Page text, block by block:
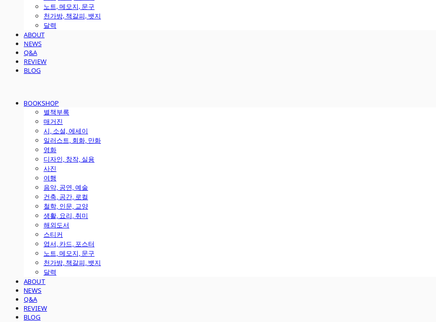
노트, 메모지, 문구
천가방, 책갈피, 뱃지
달력
ABOUT
NEWS
Q&A
REVIEW
BLOG
BOOKSHOP
별책부록
매거진
시, 소설, 에세이
일러스트, 회화, 만화
영화
디자인, 창작, 실용
사진
여행
음악, 공연, 예술
건축, 공간, 로컬
철학, 인문, 교양
생활, 요리, 취미
해외도서
스티커
엽서, 카드, 포스터
노트, 메모지, 문구
천가방, 책갈피, 뱃지
달력
ABOUT
NEWS
Q&A
REVIEW
BLOG